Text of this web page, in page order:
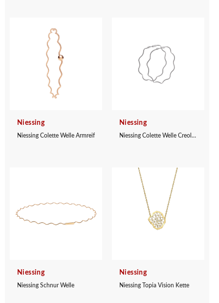
Niessing
Niessing Colette Welle Armreif
Niessing
Niessing Colette Welle Creolen
Niessing
Niessing Schnur Welle
Niessing
Niessing Topia Vision Kette